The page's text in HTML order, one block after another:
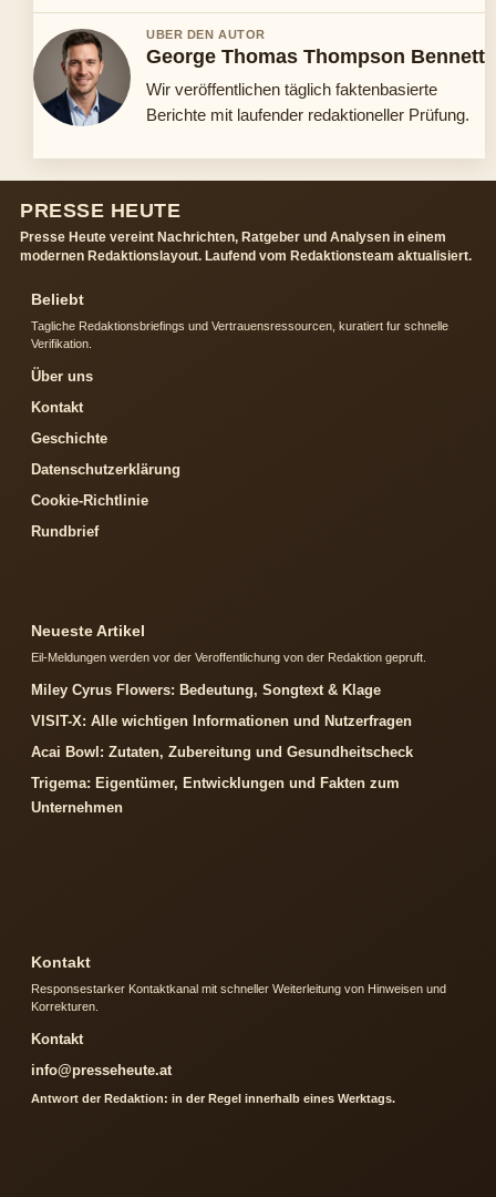
UBER DEN AUTOR
George Thomas Thompson Bennett
Wir veröffentlichen täglich faktenbasierte
Berichte mit laufender redaktioneller Prüfung.
PRESSE HEUTE
Presse Heute vereint Nachrichten, Ratgeber und Analysen in einem
modernen Redaktionslayout. Laufend vom Redaktionsteam aktualisiert.
Beliebt
Tagliche Redaktionsbriefings und Vertrauensressourcen, kuratiert fur schnelle
Verifikation.
Über uns
Kontakt
Geschichte
Datenschutzerklärung
Cookie-Richtlinie
Rundbrief
Neueste Artikel
Eil-Meldungen werden vor der Veroffentlichung von der Redaktion gepruft.
Miley Cyrus Flowers: Bedeutung, Songtext & Klage
VISIT-X: Alle wichtigen Informationen und Nutzerfragen
Acai Bowl: Zutaten, Zubereitung und Gesundheitscheck
Trigema: Eigentümer, Entwicklungen und Fakten zum
Unternehmen
Kontakt
Responsestarker Kontaktkanal mit schneller Weiterleitung von Hinweisen und
Korrekturen.
Kontakt
info@presseheute.at
Antwort der Redaktion: in der Regel innerhalb eines Werktags.